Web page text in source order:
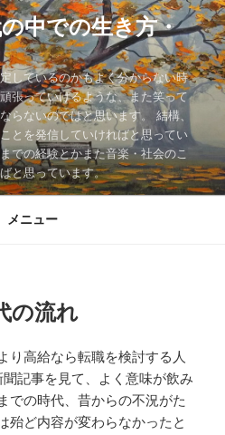
中での生き方・
しているのかもよく分からない時
張っていけるような、また笑って
らないのではと思います。 結構、
とを発信していければと思ってい
での経験とかまた音楽・社会のこ
と思っています。
メニュー
の流れ
り高給なら転職を検討する人
記事を見て、よく意味が飲み
での時代、昔からの不況がた
殆ど内容が変わらなかったと